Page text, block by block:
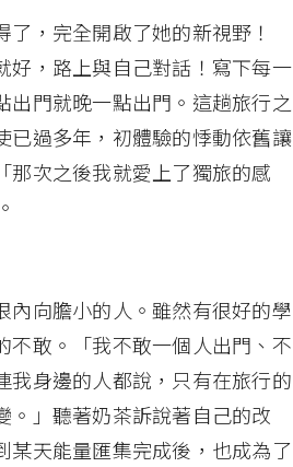
，完全開啟了她的新視野！
好，路上與自己對話！寫下每一
出門就晚一點出門。這趟旅行之
已過多年，初體驗的悸動依舊讓
那次之後我就愛上了獨旅的感
內向膽小的人。雖然有很好的學
不敢。「我不敢一個人出門、不
我身邊的人都說，只有在旅行的
。」聽著奶茶訴說著自己的改
某天能量匯集完成後，也成為了